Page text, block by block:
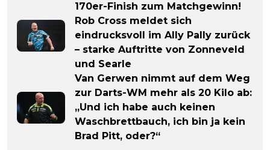
170er-Finish zum Matchgewinn!
Rob Cross meldet sich
eindrucksvoll im Ally Pally zurück
– starke Auftritte von Zonneveld
und Searle
Van Gerwen nimmt auf dem Weg
zur Darts-WM mehr als 20 Kilo ab:
„Und ich habe auch keinen
Waschbrettbauch, ich bin ja kein
Brad Pitt, oder?“